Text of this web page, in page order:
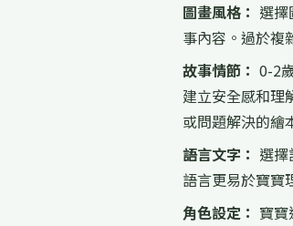
圖畫風格： 選
事內容。過於複
故事情節： 0-2
建立安全感和理
或問題解決的繪
語言文字： 選
語言更易於寶寶
角色設定： 寶